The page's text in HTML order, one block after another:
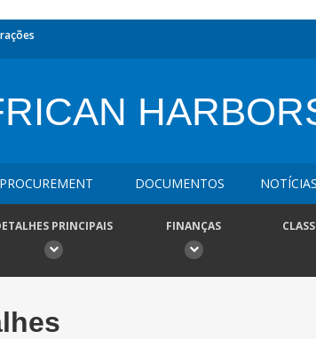
PROCUREMENT DOCUMENTOS
PRINCIPAIS FINANÇAS